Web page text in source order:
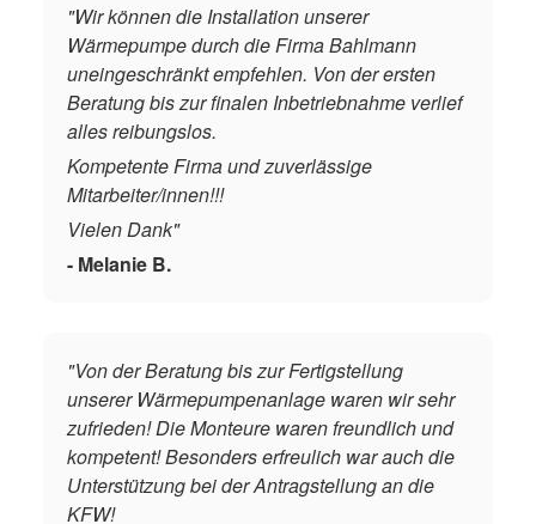
"Wir können die Installation unserer
Wärmepumpe durch die Firma Bahlmann
uneingeschränkt empfehlen. Von der ersten
Beratung bis zur finalen Inbetriebnahme verlief
alles reibungslos.
Kompetente Firma und zuverlässige
Mitarbeiter/innen!!!
Vielen Dank"
- Melanie B.
"Von der Beratung bis zur Fertigstellung
unserer Wärmepumpenanlage waren wir sehr
zufrieden! Die Monteure waren freundlich und
kompetent! Besonders erfreulich war auch die
Unterstützung bei der Antragstellung an die
KFW!